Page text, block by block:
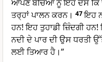
ਆਪਣੇ ਬੱਚਿਆਂ ਨੂੰ ਇਹ ਦੱਸੋ ਕਿ
ਤਰ੍ਹਾਂ ਪਾਲਨ ਕਰਨ। 47ਇਹ
ਹਨ! ਇਹ ਤੁਹਾਡੀ ਜ਼ਿੰਦਗੀ
ਨਦੀ ਦੇ ਪਾਰ ਦੀ ਉਸ ਧਰਤੀ
ਲਈ ਤਿਆਰ ਹੈ।”